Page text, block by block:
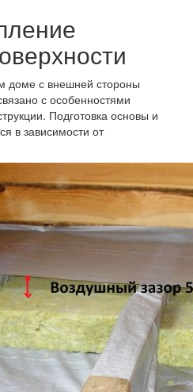
доме с внешней стороны
с особенностями
Подготовка основы и
в зависимости от